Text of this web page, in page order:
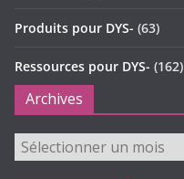
Produits pour DYS- (63)
Ressources pour DYS- (162)
Archives
Archives